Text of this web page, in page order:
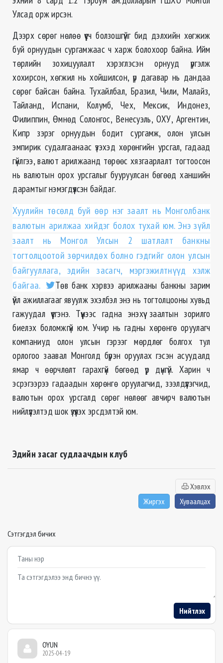
Улсад орж ирсэн.
Дээрх сөрөг нөлөө үүсч болзошгүйг бид дэлхийн хөгжиж
буй орнуудын сургамжаас ч харж болохоор байна. Ийм
төрлийн зохицуулалт хэрэглэсэн орнууд үргэлж
хохирсон, хөгжил нь хойшилсон, үр дагавар нь дандаа
сөрөг байсан байна. Тухайлбал, Бразил, Чили, Малайз,
Тайланд, Испани, Колумб, Чех, Мексик, Индонез,
Филиппин, Өмнөд Солонгос, Венесуэль, ОХУ, Аргентин,
Кипр зэрэг орнуудын бодит сургамж, олон улсын
эмпирик судалгаанаас үзэхэд хөрөнгийн урсгал, гадаад
гүйлгээ, валют арилжаанд төрөөс хязгаарлалт тогтоосон
нь валютын орох урсгалыг бууруулсан бөгөөд ханшийн
дарамтыг нэмэгдүүлсэн байдаг.
Хуулийн төсөлд буй өөр нэг заалт нь Монголбанк
валютын арилжаа хийдэг болох тухай юм. Энэ зүйл
заалт нь Монгол Улсын 2 шатлалт банкны
тогтолцоотой зөрчилдөх болно гэдгийг олон улсын
байгууллага, эдийн засагч, мэргэжилтнүүд хэлж
байгаа.
Төв банк хэрвээ арилжааны банкны зарим
үйл ажиллагааг явуулж эхэлбэл энэ нь тогтолцооны хувьд
гажуудал үүсгэнэ. Түүнээс гадна энэхүү заалтын зорилго
биелэх боломжгүй юм. Учир нь гадны хөрөнгө оруулагч
компаниуд олон улсын гэрээг мөрдлөг болгох тул
орлогоо заавал Монголд бүрэн оруулах гэсэн асуудалд
ямар ч өөрчлөлт гарахгүй бөгөөд үр дүнгүй. Харин ч
эсрэгээрээ гадаадын хөрөнгө оруулагчид, зээлдүүлэгчид,
валютын орох урсгалд сөрөг нөлөөг авчирч валютын
нийлүүлэлтэд шок үзүүлэх эрсдэлтэй юм.
Эдийн засаг судлаачдын клуб
Хэвлэх
Жиргэх
Хуваалцах
Сэтгэгдэл бичих
Example textarea
Нийтлэх
OYUN
2025-04-19